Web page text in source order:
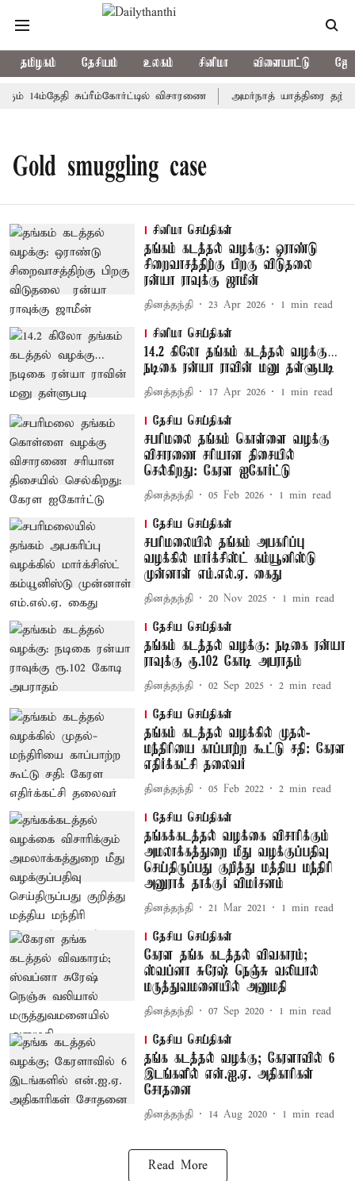
தமிழகம் தேசியம் உலகம் சினிமா விளையாட்டு
14ம்தேதி சுப்ரீம்கோர்ட்டில் விசாரணை அமர்நாத் யாத்திரை
Gold smuggling case
சினிமா செய்திகள்
தங்கம் கடத்தல் வழக்கு: ஒராண்டு
சிறைவாசத்திற்கு பிறகு விடுதலை –
ரன்யா ராவுக்கு ஜாமீன்
தினத்தந்தி 23 Apr 2026 1 min read
சினிமா செய்திகள்
14.2 கிலோ தங்கம் கடத்தல் வழக்கு…
நடிகை ரன்யா ராவின் மனு தள்ளுபடி
தினத்தந்தி 17 Apr 2026 1 min read
தேசிய செய்திகள்
சபரிமலை தங்கம் கொள்ளை வழக்கு
விசாரணை சரியான திசையில்
செல்கிறது: கேரள ஐகோர்ட்டு
தினத்தந்தி 05 Feb 2026 1 min read
தேசிய செய்திகள்
சபரிமலையில் தங்கம் அபகரிப்பு
வழக்கில் மார்க்சிஸ்ட் கம்யூனிஸ்டு
முன்னாள் எம்.எல்.ஏ. கைது
தினத்தந்தி 20 Nov 2025 1 min read
தேசிய செய்திகள்
தங்கம் கடத்தல் வழக்கு: நடிகை ரன்யா
ராவுக்கு ரூ.102 கோடி அபராதம்
தினத்தந்தி 02 Sep 2025 2 min read
தேசிய செய்திகள்
தங்கம் கடத்தல் வழக்கில் முதல்-
மந்திரியை காப்பாற்ற கூட்டு சதி: கேரள
எதிர்க்கட்சி தலைவர்
தினத்தந்தி 05 Feb 2022 2 min read
தேசிய செய்திகள்
தங்கக்கடத்தல் வழக்கை விசாரிக்கும்
அமலாக்கத்துறை மீது வழக்குப்பதிவு
செய்திருப்பது குறித்து மத்திய மந்திரி
அனுராக் தாக்குர் விமர்சனம்
தினத்தந்தி 21 Mar 2021 1 min read
தேசிய செய்திகள்
கேரள தங்க கடத்தல் விவகாரம்;
ஸ்வப்னா சுரேஷ் நெஞ்சு வலியால்
மருத்துவமனையில் அனுமதி
தினத்தந்தி 07 Sep 2020 1 min read
தேசிய செய்திகள்
தங்க கடத்தல் வழக்கு; கேரளாவில் 6
இடங்களில் என்.ஐ.ஏ. அதிகாரிகள்
சோதனை
தினத்தந்தி 14 Aug 2020 1 min read
Read More